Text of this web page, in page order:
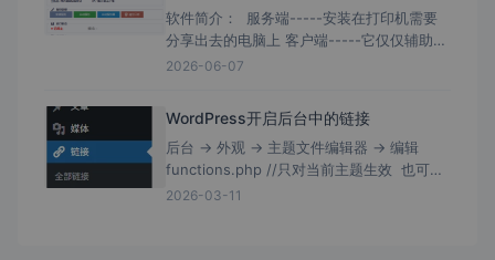
软件简介： 服务端-----安装在打印机需要
分享出去的电脑上 客户端-----它仅仅辅助为
需要去连接打印机的电脑快速安装； 客户端
2026-06-07
WordPress开启后台中的链接
后台 → 外观 → 主题文件编辑器 → 编辑
functions.php //只对当前主题生效 也可编
辑/wp-includes/functions.php //理论上
2026-03-11